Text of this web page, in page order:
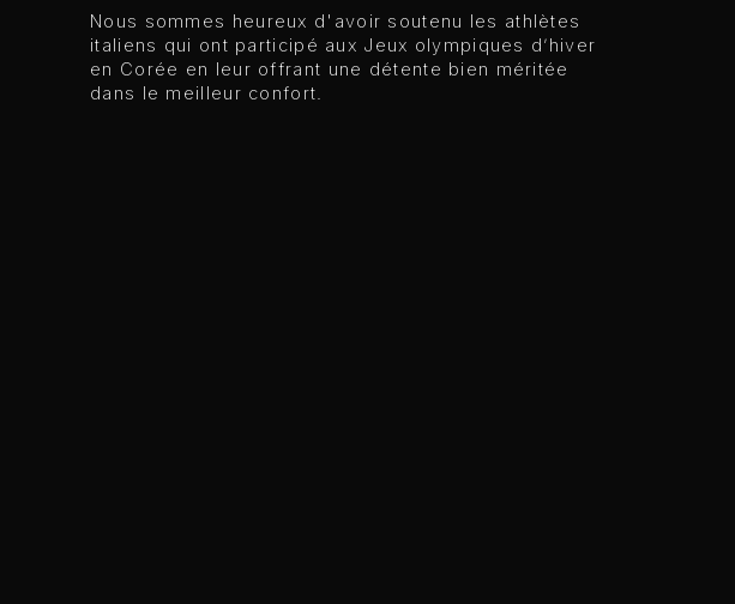
Nous sommes heureux d'avoir soutenu les athlètes
italiens qui ont participé aux Jeux olympiques d’hiver
en Corée en leur offrant une détente bien méritée
dans le meilleur confort.